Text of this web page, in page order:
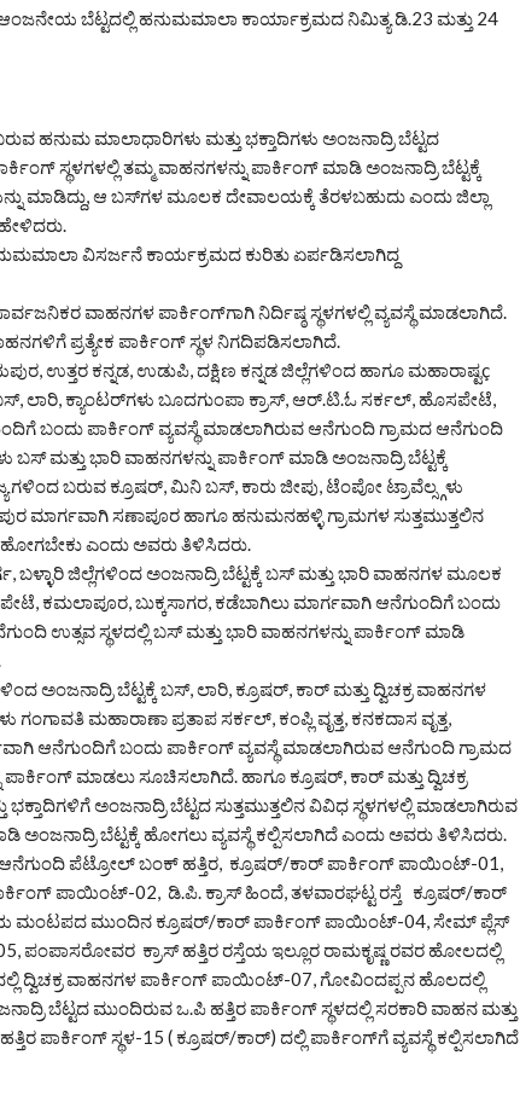
ಬೆಟ್ಟದಲ್ಲಿ ಹನುಮಮಾಲಾ ಕಾರ್ಯಾಕ್ರಮದ ನಿಮಿತ್ಯ ಡಿ.23 ಮತ್ತು 24
ಹನುಮ ಮಾಲಾಧಾರಿಗಳು ಮತ್ತು ಭಕ್ತಾದಿಗಳು ಅಂಜನಾದ್ರಿ ಬೆಟ್ಟದ
ಸ್ಥಳಗಳಲ್ಲಿ ತಮ್ಮ ವಾಹನಗಳನ್ನು ಪಾರ್ಕಿಂಗ್ ಮಾಡಿ ಅಂಜನಾದ್ರಿ ಬೆಟ್ಟಕ್ಕೆ
ಆ ಬಸ್‌ಗಳ ಮೂಲಕ ದೇವಾಲಯಕ್ಕೆ ತೆರಳಬಹುದು ಎಂದು ಜಿಲ್ಲಾ
ವಿಸರ್ಜನೆ ಕಾರ್ಯಕ್ರಮದ ಕುರಿತು ಏರ್ಪಡಿಸಲಾಗಿದ್ದ
ವಾಹನಗಳ ಪಾರ್ಕಿಂಗ್‌ಗಾಗಿ ನಿರ್ದಿಷ್ಠ ಸ್ಥಳಗಳಲ್ಲಿ ವ್ಯವಸ್ಥೆ ಮಾಡಲಾಗಿದೆ.
ಪ್ರತ್ಯೇಕ ಪಾರ್ಕಿಂಗ್ ಸ್ಥಳ ನಿಗದಿಪಡಿಸಲಾಗಿದೆ.
ಉತ್ತರ ಕನ್ನಡ, ಉಡುಪಿ, ದಕ್ಷಿಣ ಕನ್ನಡ ಜಿಲ್ಲೆಗಳಿಂದ ಹಾಗೂ ಮಹಾರಾಷ್ಟç
ಲಾರಿ, ಕ್ಯಾಂಟರ್‌ಗಳು ಬೂದಗುಂಪಾ ಕ್ರಾಸ್, ಆರ್.ಟಿ.ಓ ಸರ್ಕಲ್, ಹೊಸಪೇಟೆ,
ಬಂದು ಪಾರ್ಕಿಂಗ್ ವ್ಯವಸ್ಥೆ ಮಾಡಲಾಗಿರುವ ಆನೆಗುಂದಿ ಗ್ರಾಮದ ಆನೆಗುಂದಿ
ಬಸ್ ಮತ್ತು ಭಾರಿ ವಾಹನಗಳನ್ನು ಪಾರ್ಕಿಂಗ್ ಮಾಡಿ ಅಂಜನಾದ್ರಿ ಬೆಟ್ಟಕ್ಕೆ
ಬರುವ ಕ್ರೂಷರ್, ಮಿನಿ ಬಸ್, ಕಾರು ಜೀಪು, ಟೆಂಪೋ ಟ್ರಾವೆಲ್ಸ್ಗಳು
ಮಾರ್ಗವಾಗಿ ಸಣಾಪೂರ ಹಾಗೂ ಹನುಮನಹಳ್ಳಿ ಗ್ರಾಮಗಳ ಸುತ್ತಮುತ್ತಲಿನ
ಹೋಗಬೇಕು ಎಂದು ಅವರು ತಿಳಿಸಿದರು.
ಜಿಲ್ಲೆಗಳಿಂದ ಅಂಜನಾದ್ರಿ ಬೆಟ್ಟಕ್ಕೆ ಬಸ್ ಮತ್ತು ಭಾರಿ ವಾಹನಗಳ ಮೂಲಕ
ಕಮಲಾಪೂರ, ಬುಕ್ಕಸಾಗರ, ಕಡೆಬಾಗಿಲು ಮಾರ್ಗವಾಗಿ ಆನೆಗುಂದಿಗೆ ಬಂದು
ಉತ್ಸವ ಸ್ಥಳದಲ್ಲಿ ಬಸ್ ಮತ್ತು ಭಾರಿ ವಾಹನಗಳನ್ನು ಪಾರ್ಕಿಂಗ್ ಮಾಡಿ
ಅಂಜನಾದ್ರಿ ಬೆಟ್ಟಕ್ಕೆ ಬಸ್, ಲಾರಿ, ಕ್ರೂಷರ್, ಕಾರ್ ಮತ್ತು ದ್ವಿಚಕ್ರ ವಾಹನಗಳ
ಮಹಾರಾಣಾ ಪ್ರತಾಪ ಸರ್ಕಲ್, ಕಂಪ್ಲಿ ವೃತ್ತ, ಕನಕದಾಸ ವೃತ್ತ,
ಆನೆಗುಂದಿಗೆ ಬಂದು ಪಾರ್ಕಿಂಗ್ ವ್ಯವಸ್ಥೆ ಮಾಡಲಾಗಿರುವ ಆನೆಗುಂದಿ ಗ್ರಾಮದ
ಪಾರ್ಕಿಂಗ್ ಮಾಡಲು ಸೂಚಿಸಲಾಗಿದೆ. ಹಾಗೂ ಕ್ರೂಷರ್, ಕಾರ್ ಮತ್ತು ದ್ವಿಚಕ್ರ
ಅಂಜನಾದ್ರಿ ಬೆಟ್ಟದ ಸುತ್ತಮುತ್ತಲಿನ ವಿವಿಧ ಸ್ಥಳಗಳಲ್ಲಿ ಮಾಡಲಾಗಿರುವ
ಅಂಜನಾದ್ರಿ ಬೆಟ್ಟಕ್ಕೆ ಹೋಗಲು ವ್ಯವಸ್ಥೆ ಕಲ್ಪಿಸಲಾಗಿದೆ ಎಂದು ಅವರು ತಿಳಿಸಿದರು.
ಪೆಟ್ರೋಲ್ ಬಂಕ್ ಹತ್ತಿರ, ಕ್ರೂಷರ್/ಕಾರ್ ಪಾರ್ಕಿಂಗ್ ಪಾಯಿಂಟ್-01,
ಪಾಯಿಂಟ್-02, ಡಿ.ಪಿ. ಕ್ರಾಸ್ ಹಿಂದೆ, ತಳವಾರಘಟ್ಟ ರಸ್ತೆ ಕ್ರೂಷರ್/ಕಾರ್
ಮಂಟಪದ ಮುಂದಿನ ಕ್ರೂಷರ್/ಕಾರ್ ಪಾರ್ಕಿಂಗ್ ಪಾಯಿಂಟ್-04, ಸೇಮ್ ಪ್ಲೆಸ್
ಕ್ರಾಸ್ ಹತ್ತಿರ ರಸ್ತೆಯ ಇಲ್ಲೂರ ರಾಮಕೃಷ್ಣ ರವರ ಹೋಲದಲ್ಲಿ
ದ್ವಿಚಕ್ರ ವಾಹನಗಳ ಪಾರ್ಕಿಂಗ್ ಪಾಯಿಂಟ್-07, ಗೋವಿಂದಪ್ಪನ ಹೊಲದಲ್ಲಿ
ಬೆಟ್ಟದ ಮುಂದಿರುವ ಒ.ಪಿ ಹತ್ತಿರ ಪಾರ್ಕಿಂಗ್ ಸ್ಥಳದಲ್ಲಿ ಸರಕಾರಿ ವಾಹನ ಮತ್ತು
ಪಾರ್ಕಿಂಗ್ ಸ್ಥಳ-15 ( ಕ್ರೂಷರ್/ಕಾರ್) ದಲ್ಲಿ ಪಾರ್ಕಿಂಗ್‌ಗೆ ವ್ಯವಸ್ಥೆ ಕಲ್ಪಿಸಲಾಗಿದೆ